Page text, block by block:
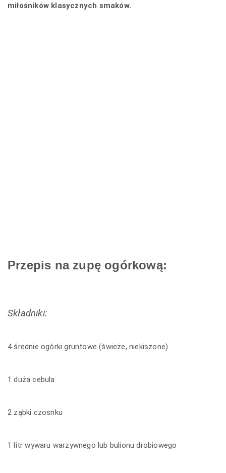
miłośników klasycznych smaków.
Przepis na zupę ogórkową:
Składniki:
4 średnie ogórki gruntowe (świeże, niekiszone)
1 duża cebula
2 ząbki czosnku
1 litr wywaru warzywnego lub bulionu drobiowego